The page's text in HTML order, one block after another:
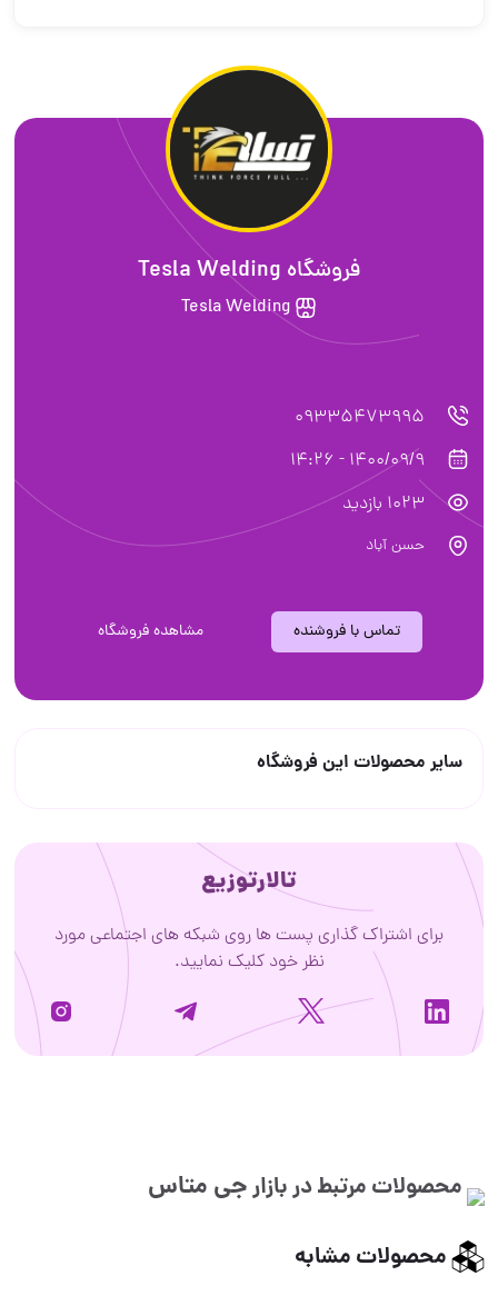
فروشگاه Tesla Welding
Tesla Welding
09335473995
1400/09/9 - 14:26
1023 بازدید
حسن آباد
تماس با فروشنده مشاهده فروشگاه
سایر محصولات این فروشگاه
تالارتوزیع
برای اشتراک گذاری پست ها روی شبکه های اجتماعی مورد
نظر خود کلیک نمایید.
محصولات مرتبط در بازارجی متاس
محصولات مشابه